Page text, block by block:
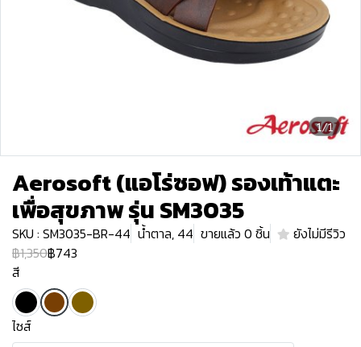
1/1
Aerosoft (แอโร่ซอฟ) รองเท้าแตะ
เพื่อสุขภาพ รุ่น SM3035
SKU : SM3035-BR-44 น้ำตาล, 44 ขายแล้ว 0 ชิ้น
ยังไม่มีรีวิว
฿1,350฿743
สี
ไซส์